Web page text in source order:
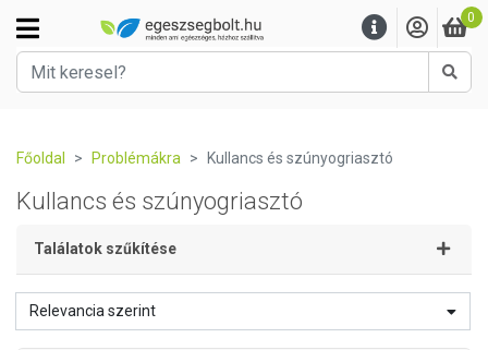
0
Főoldal Problémákra Kullancs és szúnyogriasztó
Kullancs és szúnyogriasztó
Találatok szűkítése
Relevancia szerint